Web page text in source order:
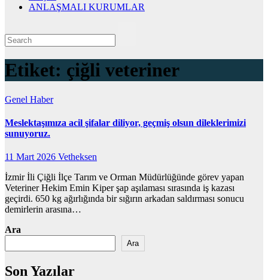
ANLAŞMALI KURUMLAR
Etiket: çiğli veteriner
Genel Haber
Meslektaşımıza acil şifalar diliyor, geçmiş olsun dileklerimizi
sunuyoruz.
11 Mart 2026 Vetheksen
İzmir İli Çiğli İlçe Tarım ve Orman Müdürlüğünde görev yapan
Veteriner Hekim Emin Kiper şap aşılaması sırasında iş kazası
geçirdi. 650 kg ağırlığında bir sığırın arkadan saldırması sonucu
demirlerin arasına…
Ara
Ara
Son Yazılar